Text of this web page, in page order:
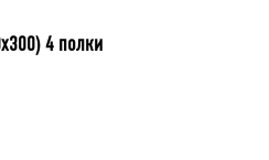
4 полки